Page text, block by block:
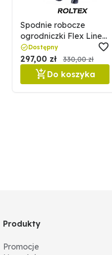
Spodnie robocze
ogrodniczki Flex Line
roz. LS STALCO
Dostępny
297,00 zł 330,00 zł
Do koszyka
Produkty
Promocje